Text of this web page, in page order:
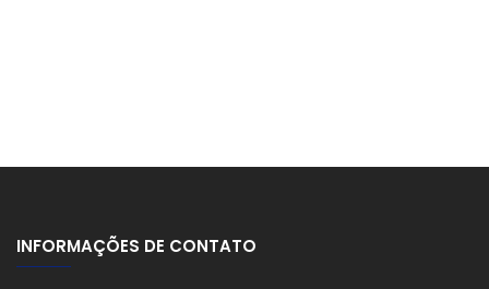
INFORMAÇÕES DE CONTATO